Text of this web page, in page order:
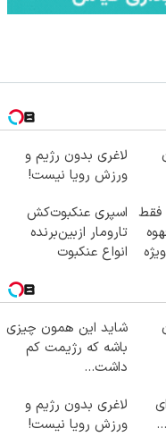
لاغری بدون رژیم و
ورزش رویا نیست!
فقط اسپری عنکبوت‌‌کش
تارومار ازبین‌برنده
انواع عنکبوت
شاید این همون چیزی
باشه که رژیمت کم
داشت...
لاغری بدون رژیم و
ورزش رویا نیست!